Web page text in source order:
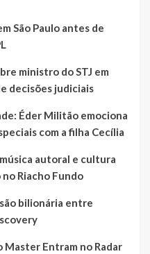
São Paulo antes de
ministro do STJ em
decisões judiciais
Éder Militão emociona
com a filha Cecília
autoral e cultura
Riacho Fundo
bilionária entre
Entram no Radar